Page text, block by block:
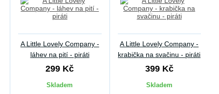
A Little Lovely Company -
láhev na pití - piráti
299 Kč
Skladem
A Little Lovely Company -
krabička na svačinu - piráti
399 Kč
Skladem